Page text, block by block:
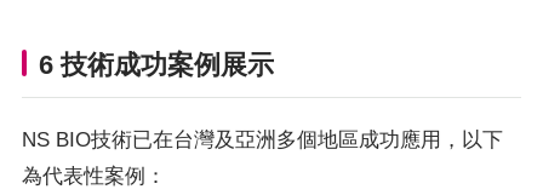
6 技術成功案例展示
NS BIO技術已在台灣及亞洲多個地區成功應用，以下
為代表性案例：